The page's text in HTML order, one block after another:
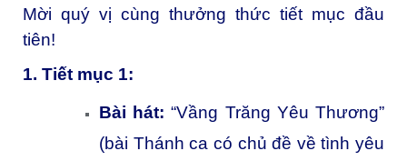
Mời quý vị cùng thưởng thức tiết mục đầu
tiên!
1. Tiết mục 1:
Bài hát: “Vầng Trăng Yêu Thương”
(bài Thánh ca có chủ đề về tình yêu